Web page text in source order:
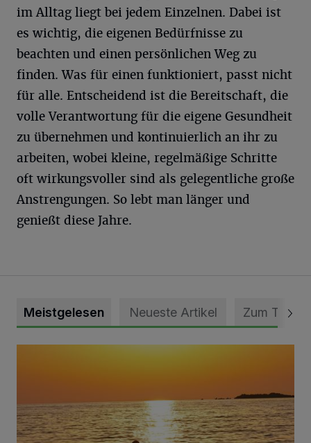
im Alltag liegt bei jedem Einzelnen. Dabei ist
es wichtig, die eigenen Bedürfnisse zu
beachten und einen persönlichen Weg zu
finden. Was für einen funktioniert, passt nicht
für alle. Entscheidend ist die Bereitschaft, die
volle Verantwortung für die eigene Gesundheit
zu übernehmen und kontinuierlich an ihr zu
arbeiten, wobei kleine, regelmäßige Schritte
oft wirkungsvoller sind als gelegentliche große
Anstrengungen. So lebt man länger und
genießt diese Jahre.
Meistgelesen Neueste Artikel Zum Thema
Die schönsten Sommermomente gesucht